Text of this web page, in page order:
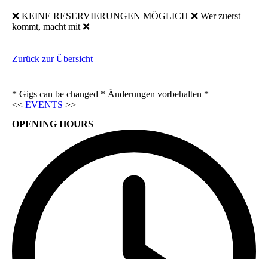
❌ KEINE RESERVIERUNGEN MÖGLICH ❌ Wer zuerst
kommt, macht mit ❌
Zurück zur Übersicht
* Gigs can be changed * Änderungen vorbehalten *
<< EVENTS >>
OPENING HOURS